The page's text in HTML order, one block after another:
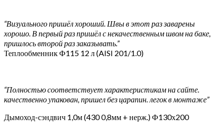
“Визуального пришёл хороший. Швы в этот раз заварены
хорошо. В первый раз пришёл с некачественным швом на баке,
пришлось второй раз заказывать.”
Теплообменник Ф115 12 л (AISI 201/1.0)
“Полностью соответствует характеристикам на сайте.
качественно упакован, пришел без царапин. легок в монтаже”
Дымоход-сэндвич 1,0м (430 0,8мм + нерж.) Ф130х200